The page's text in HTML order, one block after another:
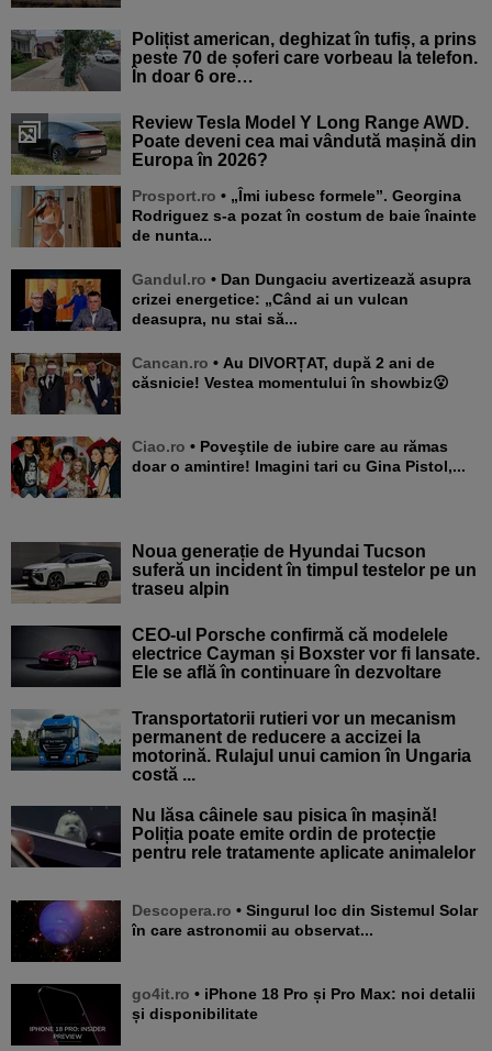
Polițist american, deghizat în tufiș, a prins
peste 70 de șoferi care vorbeau la telefon.
În doar 6 ore…
Review Tesla Model Y Long Range AWD.
Poate deveni cea mai vândută mașină din
Europa în 2026?
Prosport.ro • „Îmi iubesc formele”. Georgina
Rodriguez s-a pozat în costum de baie înainte
de nunta...
Gandul.ro • Dan Dungaciu avertizează asupra
crizei energetice: „Când ai un vulcan
deasupra, nu stai să...
Cancan.ro • Au DIVORȚAT, după 2 ani de
căsnicie! Vestea momentului în showbiz😮
Ciao.ro • Poveştile de iubire care au rămas
doar o amintire! Imagini tari cu Gina Pistol,...
Noua generație de Hyundai Tucson
suferă un incident în timpul testelor pe un
traseu alpin
CEO-ul Porsche confirmă că modelele
electrice Cayman și Boxster vor fi lansate.
Ele se află în continuare în dezvoltare
Transportatorii rutieri vor un mecanism
permanent de reducere a accizei la
motorină. Rulajul unui camion în Ungaria
costă ...
Nu lăsa câinele sau pisica în mașină!
Poliția poate emite ordin de protecție
pentru rele tratamente aplicate animalelor
Descopera.ro • Singurul loc din Sistemul Solar
în care astronomii au observat...
go4it.ro • iPhone 18 Pro și Pro Max: noi detalii
și disponibilitate